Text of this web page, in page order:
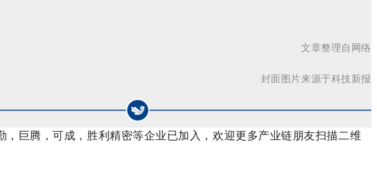
文章整理自网络
封面图片来源于科技新报
巨腾，可成，胜利精密等企业已加入，欢迎更多产业链朋友扫描二维